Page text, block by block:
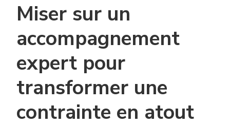
Miser sur un
accompagnement
expert pour
transformer une
contrainte en atout